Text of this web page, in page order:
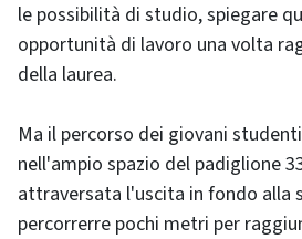
le possibilità di studio, spiegare
opportunità di lavoro una volta
della laurea.
Ma il percorso dei giovani
nell'ampio spazio del padiglione
attraversata l'uscita in fondo alla
percorrerre pochi metri per